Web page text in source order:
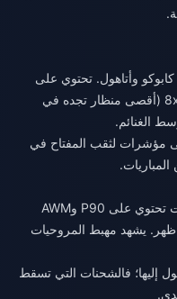
وأتاهول. تحتوي على
دروع مستوى 3، وأسلحة نادرة، ومناظير 8x (أقصى منظار تجده في
مؤشرات لثقب المفتاح في
يؤدي إسقاط المروحيات إلى تحرير حاويات تحتوي على P90 وAWM
وحقائب ظهر. يشهد مهبط المروحيات
إليها؛ فالشحنات التي تسقط